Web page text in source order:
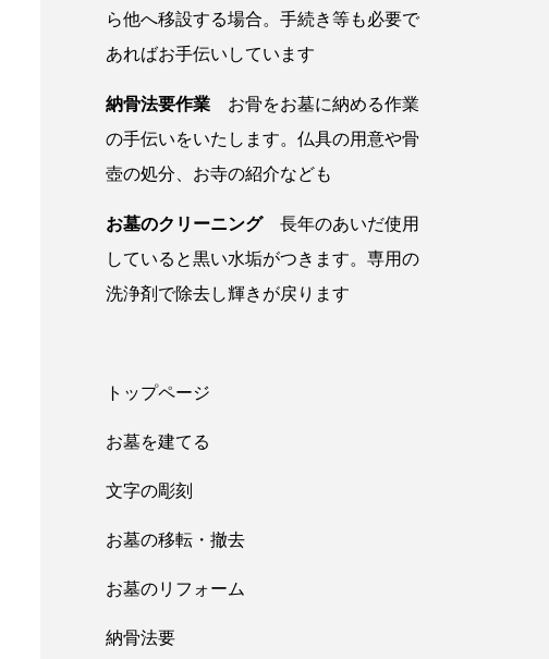
ら他へ移設する場合。手続き等も必要で
あればお手伝いしています
納骨法要作業 お骨をお墓に納める作業
の手伝いをいたします。仏具の用意や骨
壺の処分、お寺の紹介なども
お墓のクリーニング長年のあいだ使用
していると黒い水垢がつきます。専用の
洗浄剤で除去し輝きが戻ります
トップページ
お墓を建てる
文字の彫刻
お墓の移転・撤去
お墓のリフォーム
納骨法要